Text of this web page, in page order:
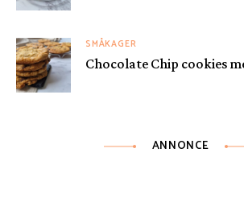
SMÅKAGER
Chocolate Chip cookies
ANNONCE